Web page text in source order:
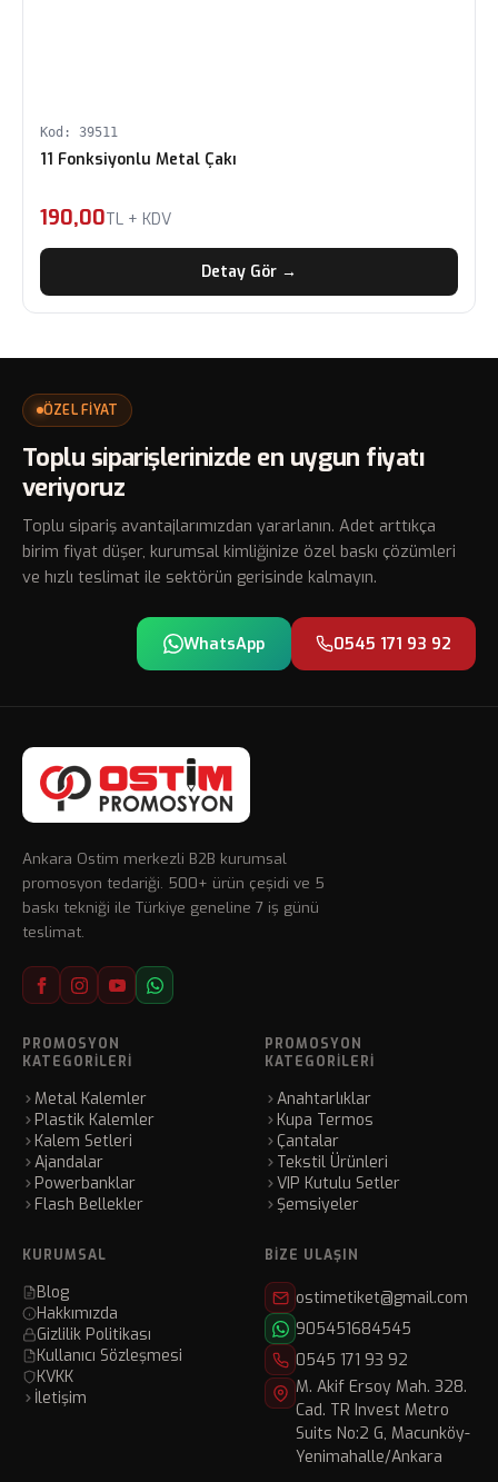
Kod: 39511
11 Fonksiyonlu Metal Çakı
190,00TL + KDV
Detay Gör →
ÖZEL FİYAT
Toplu siparişlerinizde en uygun fiyatı
veriyoruz
Toplu sipariş avantajlarımızdan yararlanın. Adet arttıkça
birim fiyat düşer, kurumsal kimliğinize özel baskı çözümleri
ve hızlı teslimat ile sektörün gerisinde kalmayın.
WhatsApp 0545 171 93 92
Ankara Ostim merkezli B2B kurumsal
promosyon tedariği. 500+ ürün çeşidi ve 5
baskı tekniği ile Türkiye geneline 7 iş günü
teslimat.
PROMOSYON
KATEGORILERI
Metal Kalemler
Plastik Kalemler
Kalem Setleri
Ajandalar
Powerbanklar
Flash Bellekler
PROMOSYON
KATEGORILERI
Anahtarlıklar
Kupa Termos
Çantalar
Tekstil Ürünleri
VIP Kutulu Setler
Şemsiyeler
KURUMSAL
Blog
Hakkımızda
Gizlilik Politikası
Kullanıcı Sözleşmesi
KVKK
İletişim
BIZE ULAŞIN
ostimetiket@gmail.com
905451684545
0545 171 93 92
M. Akif Ersoy Mah. 328.
Cad. TR Invest Metro
Suits No:2 G, Macunköy-
Yenimahalle/Ankara